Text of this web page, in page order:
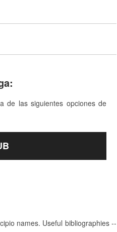
de las siguientes opciones de
names. Useful bibliographies --